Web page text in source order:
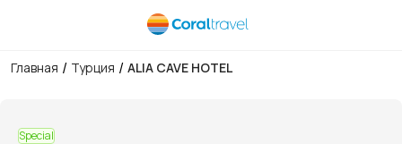
Главная / Турция / ALIA CAVE HOTEL
Special